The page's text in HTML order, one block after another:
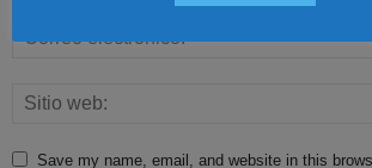
Save my name, email, and website in this